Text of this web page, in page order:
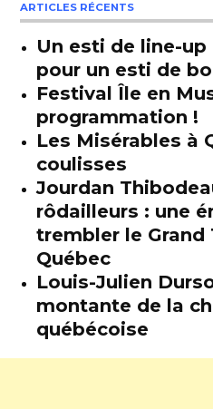
ARTICLES RÉCENTS
Un esti de line-up
pour un esti de
Festival Île en
programmation !
Les Misérables à
coulisses
Jourdan
rôdailleurs : une
trembler le Grand
Québec
Louis-Julien
montante de la
québécoise